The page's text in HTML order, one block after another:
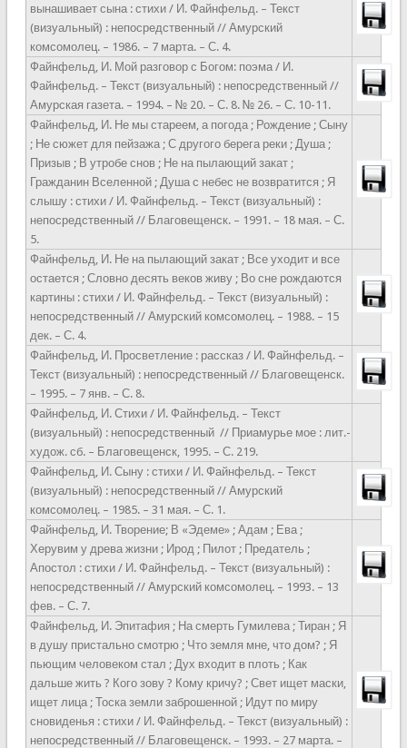
вынашивает сына : стихи / И. Файнфельд. – Текст
(визуальный) : непосредственный // Амурский
комсомолец. – 1986. – 7 марта. – С. 4.
Файнфельд, И. Мой разговор с Богом: поэма / И.
Файнфельд. – Текст (визуальный) : непосредственный //
Амурская газета. – 1994. – № 20. – С. 8. № 26. – С. 10-11.
Файнфельд, И. Не мы стареем, а погода ; Рождение ; Сыну
; Не сюжет для пейзажа ; С другого берега реки ; Душа ;
Призыв ; В утробе снов ; Не на пылающий закат ;
Гражданин Вселенной ; Душа с небес не возвратится ; Я
слышу : стихи / И. Файнфельд. – Текст (визуальный) :
непосредственный // Благовещенск. – 1991. – 18 мая. – С.
5.
Файнфельд, И. Не на пылающий закат ; Все уходит и все
остается ; Словно десять веков живу ; Во сне рождаются
картины : стихи / И. Файнфельд. – Текст (визуальный) :
непосредственный // Амурский комсомолец. – 1988. – 15
дек. – С. 4.
Файнфельд, И. Просветление : рассказ / И. Файнфельд. –
Текст (визуальный) : непосредственный // Благовещенск.
– 1995. – 7 янв. – С. 8.
Файнфельд, И. Стихи / И. Файнфельд. – Текст
(визуальный) : непосредственный // Приамурье мое : лит.-
худож. сб. – Благовещенск, 1995. – С. 219.
Файнфельд, И. Сыну : стихи / И. Файнфельд. – Текст
(визуальный) : непосредственный // Амурский
комсомолец. – 1985. – 31 мая. – С. 1.
Файнфельд, И. Творение; В «Эдеме» ; Адам ; Ева ;
Херувим у древа жизни ; Ирод ; Пилот ; Предатель ;
Апостол : стихи / И. Файнфельд. – Текст (визуальный) :
непосредственный // Амурский комсомолец. – 1993. – 13
фев. – С. 7.
Файнфельд, И. Эпитафия ; На смерть Гумилева ; Тиран ; Я
в душу пристально смотрю ; Что земля мне, что дом? ; Я
пьющим человеком стал ; Дух входит в плоть ; Как
дальше жить ? Кого зову ? Кому кричу? ; Свет ищет маски,
ищет лица ; Тоска земли заброшенной ; Идут по миру
сновиденья : стихи / И. Файнфельд. – Текст (визуальный) :
непосредственный // Благовещенск. – 1993. – 27 марта. –